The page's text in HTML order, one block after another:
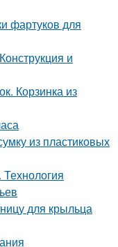
фартуков для
и
Корзинка из
из пластиковых
для крыльца